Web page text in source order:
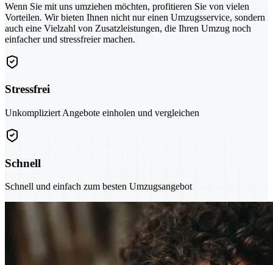
Wenn Sie mit uns umziehen möchten, profitieren Sie von vielen
Vorteilen. Wir bieten Ihnen nicht nur einen Umzugsservice, sondern
auch eine Vielzahl von Zusatzleistungen, die Ihren Umzug noch
einfacher und stressfreier machen.
Stressfrei
Unkompliziert Angebote einholen und vergleichen
Schnell
Schnell und einfach zum besten Umzugsangebot